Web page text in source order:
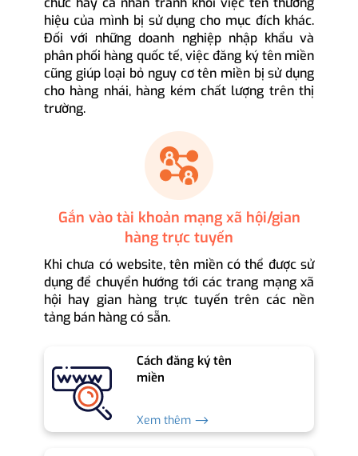
hiệu của mình bị sử dụng cho mục đích khác.
Đối với những doanh nghiệp nhập khẩu và
phân phối hàng quốc tế, việc đăng ký tên miền
cũng giúp loại bỏ nguy cơ tên miền bị sử dụng
cho hàng nhái, hàng kém chất lượng trên thị
trường.
Gắn vào tài khoản mạng xã hội/gian
hàng trực tuyến
Khi chưa có website, tên miền có thể được sử
dụng để chuyển hướng tới các trang mạng xã
hội hay gian hàng trực tuyến trên các nền
tảng bán hàng có sẵn.
Cách đăng ký tên
miền
Xem thêm ⟶